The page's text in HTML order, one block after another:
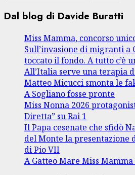
Dal blog di Davide Buratti
Miss Mamma, concorso
Sull’invasione di migranti a
toccato il fondo. A tutto c’è
All’Italia serve una terapia
Matteo Micucci smonta le
A Sogliano fosse pronte
Miss Nonna 2026
Diretta” su Rai 1
Il Papa cesenate che sfidò
del Monte la presentazione
di Pio VII
A Gatteo Mare Miss Mamma